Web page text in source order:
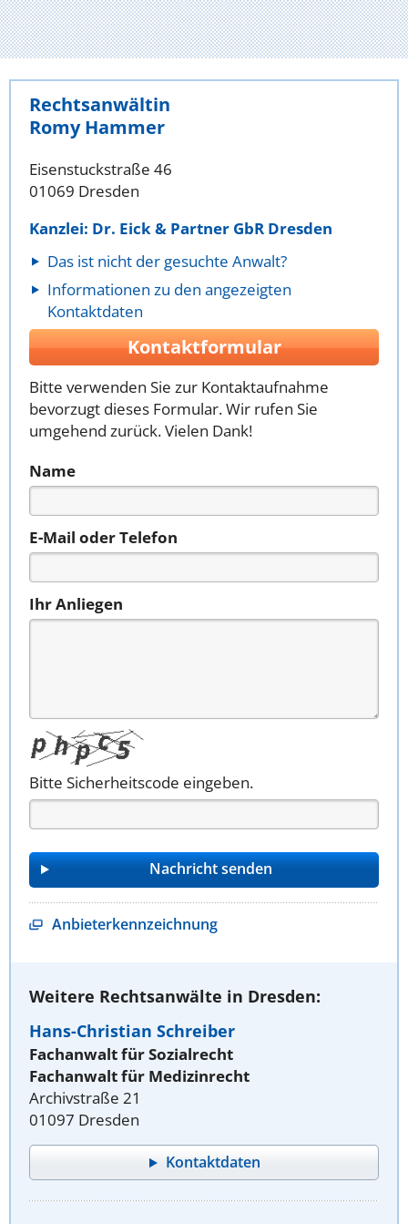
Rechtsanwältin
Romy Hammer
Eisenstuckstraße 46
01069 Dresden
Kanzlei: Dr. Eick & Partner GbR Dresden
Das ist nicht der gesuchte Anwalt?
Informationen zu den angezeigten
Kontaktdaten
Kontaktformular
Bitte verwenden Sie zur Kontaktaufnahme
bevorzugt dieses Formular. Wir rufen Sie
umgehend zurück. Vielen Dank!
Name
E-Mail oder Telefon
Ihr Anliegen
Bitte Sicherheitscode eingeben.
Anbieterkennzeichnung
Weitere Rechtsanwälte in Dresden:
Hans-Christian Schreiber
Fachanwalt für Sozialrecht
Fachanwalt für Medizinrecht
Archivstraße 21
01097 Dresden
Kontaktdaten